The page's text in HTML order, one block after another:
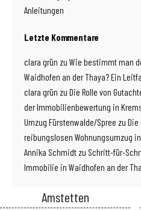
Anleitungen
Letzte Kommentare
clara grün zu Wie bestimmt man
Waidhofen an der Thaya? Ein
clara grün zu Die Rolle von
der Immobilienbewertung in
Umzug Fürstenwalde/Spree zu
reibungslosen Wohnungsumzug
Annika Schmidt zu Schritt-für-
Immobilie in Waidhofen an der
Amstetten